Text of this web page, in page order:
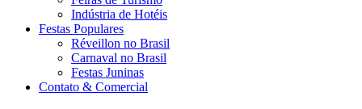
Indústria de Hotéis
Festas Populares
Réveillon no Brasil
Carnaval no Brasil
Festas Juninas
Contato & Comercial